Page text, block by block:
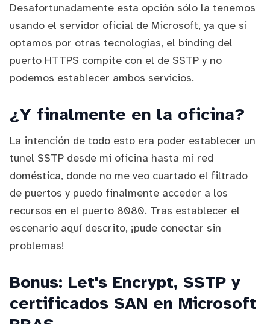
Desafortunadamente esta opción sólo la tenemos
usando el servidor oficial de Microsoft, ya que si
optamos por otras tecnologías, el binding del
puerto HTTPS compite con el de SSTP y no
podemos establecer ambos servicios.
¿Y finalmente en la oficina?
La intención de todo esto era poder establecer un
tunel SSTP desde mi oficina hasta mi red
doméstica, donde no me veo cuartado el filtrado
de puertos y puedo finalmente acceder a los
recursos en el puerto 8080. Tras establecer el
escenario aquí descrito, ¡pude conectar sin
problemas!
Bonus: Let's Encrypt, SSTP y
certificados SAN en Microsoft